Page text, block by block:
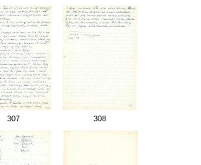
307 308